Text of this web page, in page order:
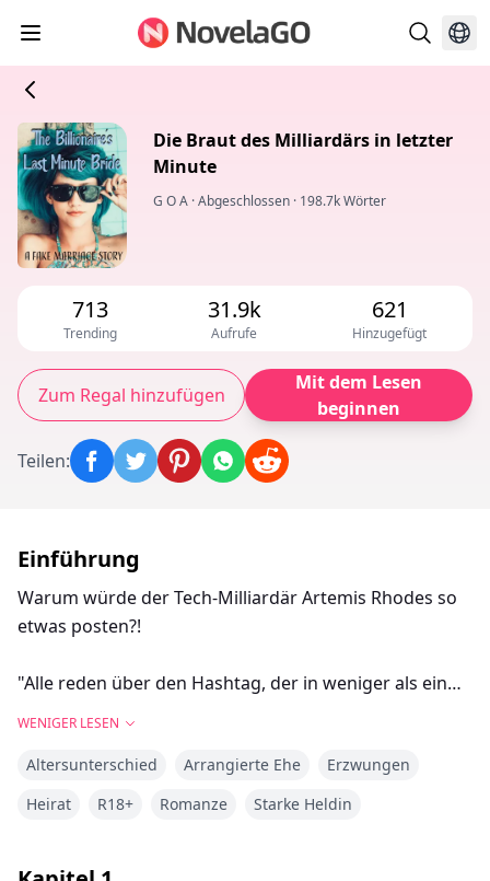
Die Braut des Milliardärs in letzter
Minute
G O A ·Abgeschlossen · 198.7k Wörter
713
Trending
31.9k
Aufrufe
621
Hinzugefügt
Zum Regal hinzufügen
Mit dem Lesen
beginnen
Teilen:
Einführung
Warum würde der Tech-Milliardär Artemis Rhodes so
etwas posten?!
"Alle reden über den Hashtag, der in weniger als ein
will. Tatsächlich haben wir Bilder von mehreren
Personen, die das Mädchen persönlich gesehen
WENIGER LESEN
Altersunterschied Arrangierte Ehe
Erzwungen
Heirat
R18+ Romanze Starke Heldin